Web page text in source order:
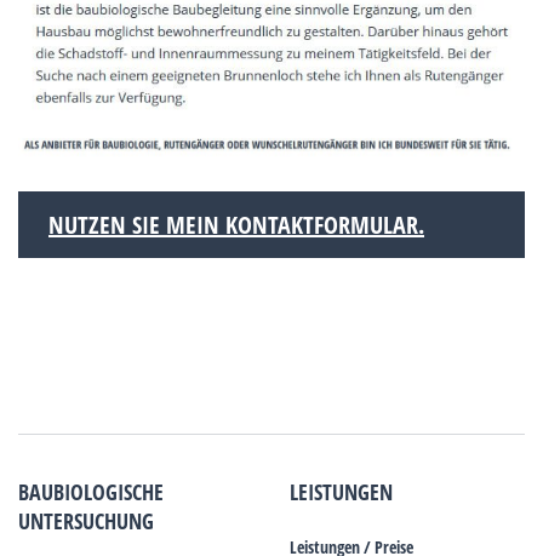
NUTZEN SIE MEIN KONTAKTFORMULAR.
BAUBIOLOGISCHE
UNTERSUCHUNG
LEISTUNGEN
Leistungen / Preise